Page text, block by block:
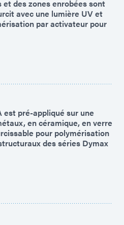
des zones enrobées sont
avec une lumière UV et
par activateur pour
est pré-appliqué sur une
en céramique, en verre
pour polymérisation
des séries Dymax